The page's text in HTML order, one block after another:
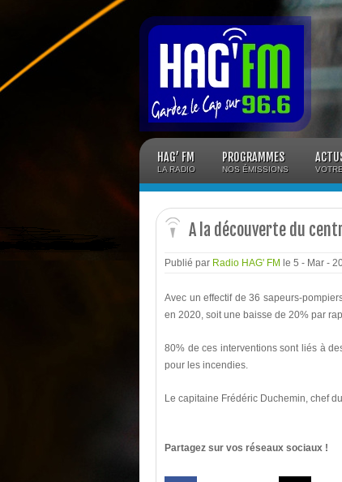
HAG’ FM
LA RADIO
PROGRAMMES
NOS ÉMISSIONS
A la découverte du
Publié par Radio HAG' FM le 5 - Mar -
Avec un effectif de 36 sapeurs-
en 2020, soit une baisse de 20% par
80% de ces interventions sont liés à
pour les incendies.
Le capitaine Frédéric Duchemin, chef
Partagez sur vos réseaux sociaux !
Panneau de gestion des cookies